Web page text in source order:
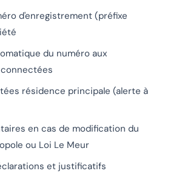
d'enregistrement (préfixe
du numéro aux
connectées
résidence principale (alerte à
en cas de modification du
ou Loi Le Meur
et justificatifs